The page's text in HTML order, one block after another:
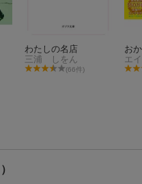
わたしの名店
三浦 しをん
(66件)
お